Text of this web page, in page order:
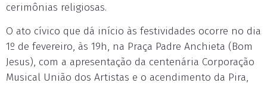
cerimônias religiosas.
O ato cívico que dá início às festividades ocorre no dia
1º de fevereiro, às 19h, na Praça Padre Anchieta (Bom
Jesus), com a apresentação da centenária Corporação
Musical União dos Artistas e o acendimento da Pira,